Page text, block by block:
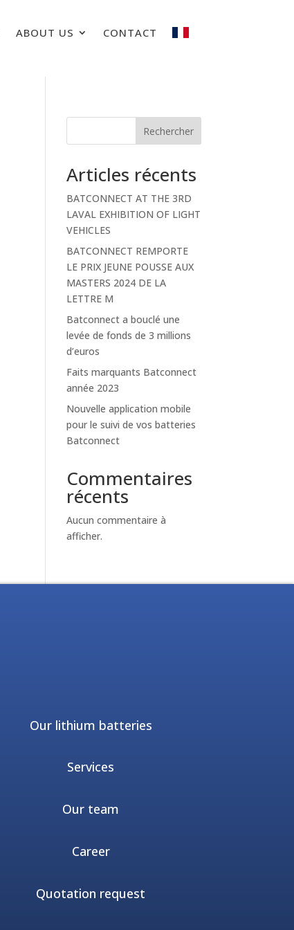
ABOUT US CONTACT
Rechercher
Articles récents
BATCONNECT AT THE 3RD
LAVAL EXHIBITION OF LIGHT
VEHICLES
BATCONNECT REMPORTE
LE PRIX JEUNE POUSSE AUX
MASTERS 2024 DE LA
LETTRE M
Batconnect a bouclé une
levée de fonds de 3 millions
d’euros
Faits marquants Batconnect
année 2023
Nouvelle application mobile
pour le suivi de vos batteries
Batconnect
Commentaires
récents
Aucun commentaire à
afficher.
Our lithium batteries
Services
Our team
Career
Quotation request